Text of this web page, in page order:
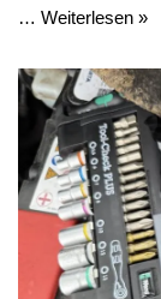
… Weiterlesen »